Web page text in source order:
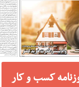
کسب و کار